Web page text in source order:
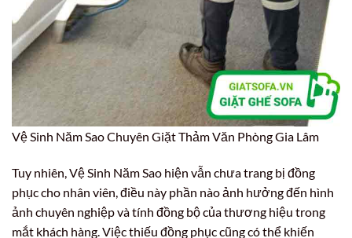
Vệ Sinh Năm Sao Chuyên Giặt Thảm Văn Phòng Gia Lâm
Tuy nhiên, Vệ Sinh Năm Sao hiện vẫn chưa trang bị đồng
phục cho nhân viên, điều này phần nào ảnh hưởng đến hình
ảnh chuyên nghiệp và tính đồng bộ của thương hiệu trong
mắt khách hàng. Việc thiếu đồng phục cũng có thể khiến